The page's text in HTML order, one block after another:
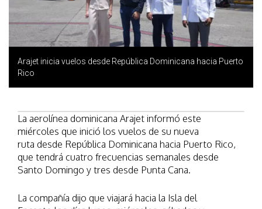
Arajet inicia vuelos desde República Dominicana hacia Puerto
Rico
La aerolínea dominicana Arajet informó este
miércoles que inició los vuelos de su nueva
ruta desde República Dominicana hacia Puerto Rico,
que tendrá cuatro frecuencias semanales desde
Santo Domingo y tres desde Punta Cana.
La compañía dijo que viajará hacia la Isla del